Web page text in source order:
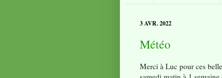
3 AVR. 2022
Météo
Merci à Luc pour ces